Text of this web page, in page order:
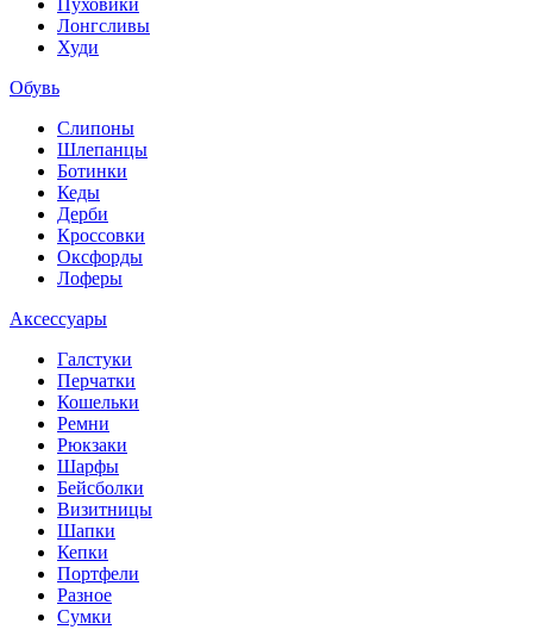
Пуховики
Лонгсливы
Худи
Обувь
Слипоны
Шлепанцы
Ботинки
Кеды
Дерби
Кроссовки
Оксфорды
Лоферы
Аксессуары
Галстуки
Перчатки
Кошельки
Ремни
Рюкзаки
Шарфы
Бейсболки
Визитницы
Шапки
Кепки
Портфели
Разное
Сумки